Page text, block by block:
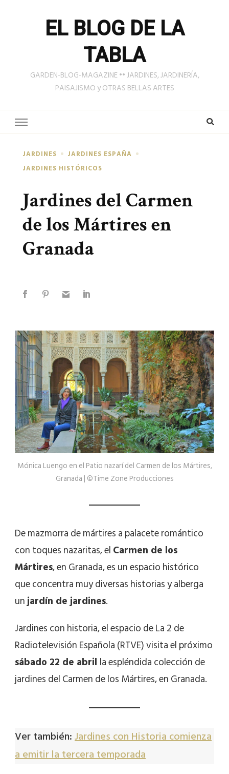
EL BLOG DE LA
TABLA
GARDEN-BLOG-MAGAZINE •• JARDINES, JARDINERÍA,
PAISAJISMO y OTRAS BELLAS ARTES
JARDINES
JARDINES ESPAÑA
JARDINES HISTÓRICOS
Jardines del Carmen
de los Mártires en
Granada
Mónica Luengo en el Patio nazarí del Carmen de los Mártires,
Granada | ©Time Zone Producciones
De mazmorra de mártires a palacete romántico
con toques nazaritas, elCarmen de los
Mártires, en Granada, es un espacio histórico
que concentra muy diversas historias y alberga
unjardín de jardines.
Jardines con historia, el espacio de La 2 de
Radiotelevisión Española (RTVE) visita el próximo
sábado 22 de abril la espléndida colección de
jardines del Carmen de los Mártires, en Granada.
Ver también:Jardines con Historia comienza
a emitir la tercera temporada